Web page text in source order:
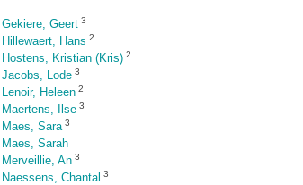
Gekiere, Geert 3
Hillewaert, Hans 2
Hostens, Kristian (Kris) 2
Jacobs, Lode 3
Lenoir, Heleen 2
Maertens, Ilse 3
Maes, Sara 3
Maes, Sarah
Merveillie, An 3
Naessens, Chantal 3